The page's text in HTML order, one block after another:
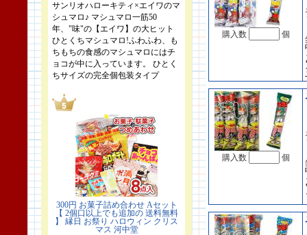
サンリオハローキティ×エイワのマ
シュマロ♪ マシュマロ一筋50
年、"味"の【エイワ】の大ヒット
ひとくちマシュマロ!ふわふわ、も
ちもちの食感のマシュマロにはチ
ョコが中に入っています。 ひとく
ちサイズの完全個包装タイプ
300円 お菓子詰め合わせ Aセット
【 2個口以上でも追加の 送料無料
】 縁日 お祭り ハロウィン クリス
マス 河中堂
購入数 個
購入数 個